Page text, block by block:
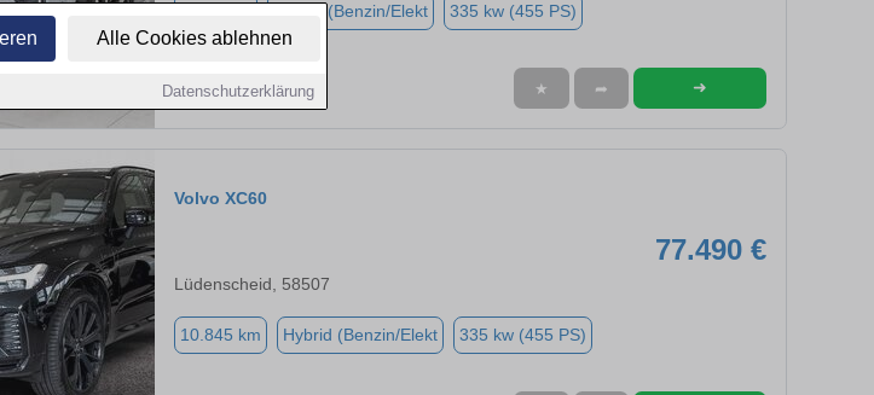
Alle Cookies ablehnen
Datenschutzerklärung
Hybrid (Benzin/Elekt 335 kw (455 PS)
★ ➦ ➜
Volvo XC60
77.490 €
Lüdenscheid, 58507
10.845 km Hybrid (Benzin/Elekt 335 kw (455 PS)